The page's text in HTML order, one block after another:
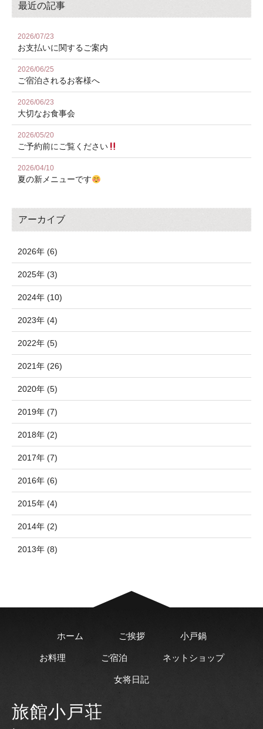
最近の記事
2026/07/23
お⽀払いに関するご案内
2026/06/25
ご宿泊されるお客様へ
2026/06/23
大切なお食事会
2026/05/20
ご予約前にご覧ください
2026/04/10
夏の新メニューです
アーカイブ
2026年 (6)
2025年 (3)
2024年 (10)
2023年 (4)
2022年 (5)
2021年 (26)
2020年 (5)
2019年 (7)
2018年 (2)
2017年 (7)
2016年 (6)
2015年 (4)
2014年 (2)
2013年 (8)
ホーム ご挨拶 小戸鍋
お料理 ご宿泊 ネットショップ
女将日記
旅館小戸荘